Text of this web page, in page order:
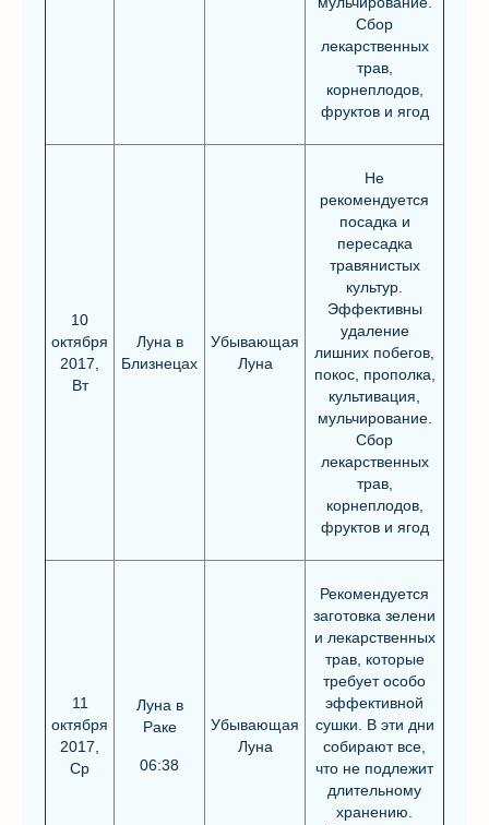
Сбор
лекарственных
трав,
корнеплодов,
фруктов и ягод
10
октября
2017,
Вт
Луна в
Близнецах
Убывающая
Луна
Не
рекомендуется
посадка и
пересадка
травянистых
культур.
Эффективны
удаление
лишних побегов,
покос, прополка,
культивация,
мульчирование.
Сбор
лекарственных
трав,
корнеплодов,
фруктов и ягод
11
октября
2017,
Ср
Луна в
Раке
06:38
Убывающая
Луна
Рекомендуется
заготовка зелени
и лекарственных
трав, которые
требует особо
эффективной
сушки. В эти дни
собирают все,
что не подлежит
длительному
хранению.